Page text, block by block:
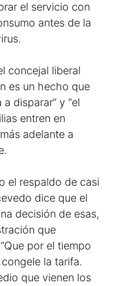
el servicio con
antes de la
concejal liberal
es un hecho que
disparar” y “el
entren en
adelante a
el respaldo de casi
dice que el
decisión de esas,
que
por el tiempo
la tarifa.
que vienen los